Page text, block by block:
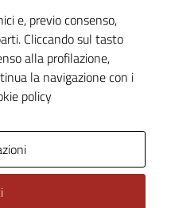
e, previo consenso,
Cliccando sul tasto
alla profilazione,
la navigazione con i
policy